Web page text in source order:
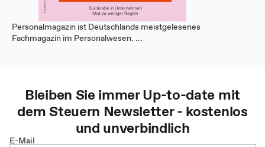
Personalmagazin ist Deutschlands meistgelesenes
Fachmagazin im Personalwesen. ...
Bleiben Sie immer Up-to-date mit
demSteuern Newsletter - kostenlos
und unverbindlich
E-Mail